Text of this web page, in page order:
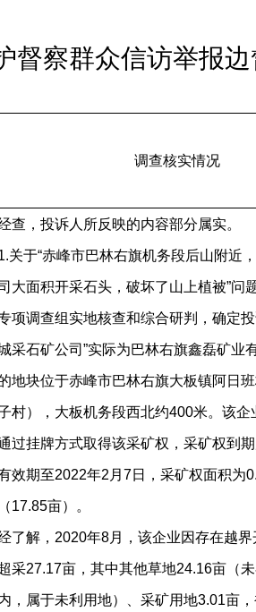
督察群众信访举报
调查核实情况
查，投诉人所反映的内容部分属实。
关于“赤峰市巴林右旗机务段后山附近
大面积开采石头，破坏了山上植被”问
项调查组实地核查和综合研判，确定
采石矿公司”实际为巴林右旗鑫磊矿业
地块位于赤峰市巴林右旗大板镇阿日
村），大板机务段西北约400米。该企
过挂牌方式取得该采矿权，采矿权到期
效期至2022年2月7日，采矿权面积为
（17.85亩）。
了解，2020年8月，该企业因存在越
采27.17亩，其中其他草地24.16亩（
，属于未利用地）、采矿用地3.01亩